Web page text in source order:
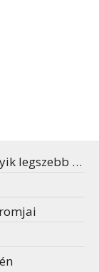
nyaralóhelye